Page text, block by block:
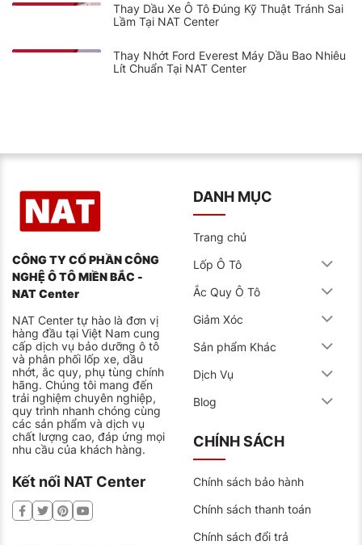
Thay Dầu Xe Ô Tô Đúng Kỹ Thuật Tránh Sai
Lầm Tại NAT Center
Thay Nhớt Ford Everest Máy Dầu Bao Nhiêu
Lít Chuẩn Tại NAT Center
CÔNG TY CỔ PHẦN CÔNG
NGHỆ Ô TÔ MIỀN BẮC -
NAT Center
NAT Center tự hào là đơn vị
hàng đầu tại Việt Nam cung
cấp dịch vụ bảo dưỡng ô tô
và phân phối lốp xe, dầu
nhớt, ắc quy, phụ tùng chính
hãng. Chúng tôi mang đến
trải nghiệm chuyên nghiệp,
quy trình nhanh chóng cùng
các sản phẩm và dịch vụ
chất lượng cao, đáp ứng mọi
nhu cầu của khách hàng.
Kết nối NAT Center
DANH MỤC
Trang chủ
Lốp Ô Tô
Ắc Quy Ô Tô
Giảm Xóc
Sản phẩm Khác
Dịch Vụ
Blog
CHÍNH SÁCH
Chính sách bảo hành
Chính sách thanh toán
Chính sách đổi trả